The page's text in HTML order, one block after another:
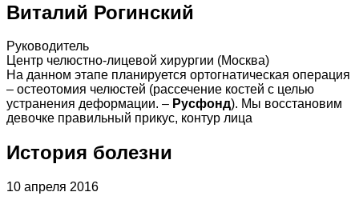
Виталий Рогинский
Руководитель
Центр челюстно-лицевой хирургии (Москва)
На данном этапе планируется ортогнатическая операция
– остеотомия челюстей (рассечение костей с целью
устранения деформации. – Русфонд). Мы восстановим
девочке правильный прикус, контур лица
История болезни
10 апреля 2016